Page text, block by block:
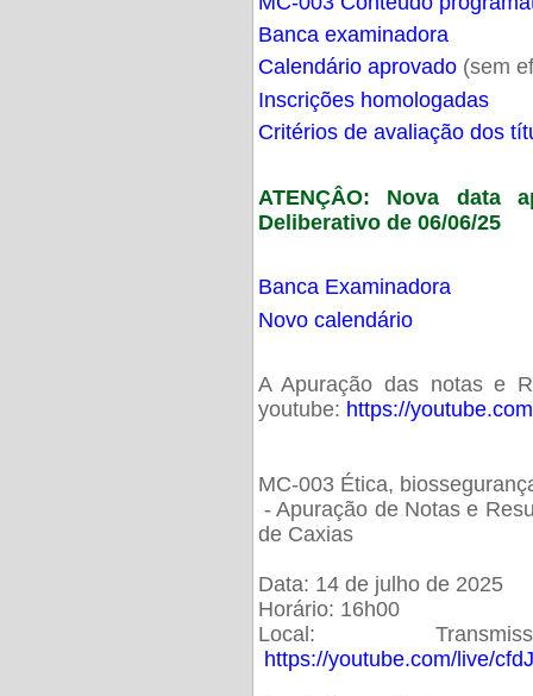
Banca examinadora
Calendário aprovado(sem
Inscrições homologadas
Critérios de avaliação dos
ATENÇÂO: Nova data
Deliberativo de 06/06/25
Banca Examinadora
Novo calendário
A Apuração das notas e
youtube: https://
MC-003 Ética,
- Apuração de Notas e
de Caxias
Data: 14 de julho de 2025
Horário: 16h00
Local:
https://youtube.com/live/